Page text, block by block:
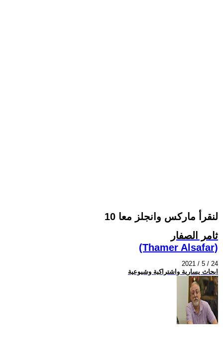
لنقرأ ماركس وانجلز معا 10
ثامر الصفار
(Thamer Alsafar)
2021 / 5 / 24
ابحاث يسارية واشتراكية وشيوعية